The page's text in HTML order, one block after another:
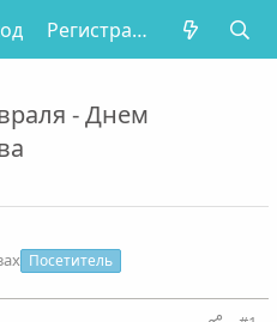
Регистрация
- Днем
Посетитель